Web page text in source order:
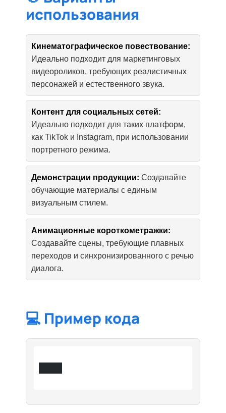
использования
Кинематографическое повествование:
Идеально подходит для маркетинговых
видеороликов, требующих реалистичных
персонажей и естественного звука.
Контент для социальных сетей:
Идеально подходит для таких платформ,
как TikTok и Instagram, при использовании
портретного режима.
Демонстрации продукции: Создавайте
обучающие материалы с единым
визуальным стилем.
Анимационные короткометражки:
Создавайте сцены, требующие плавных
переходов и синхронизированного с речью
диалога.
💻 Пример кода